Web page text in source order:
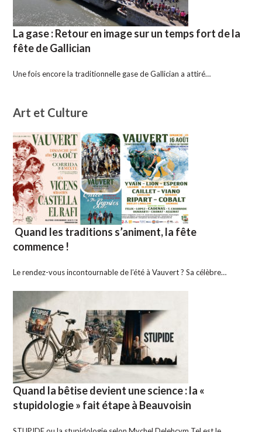
La gase : Retour en image sur un temps fort de la
fête de Gallician
Une fois encore la traditionnelle gase de Gallician a attiré…
Art et Culture
Quand les traditions s’animent, la fête
commence !
Le rendez-vous incontournable de l’été à Vauvert ? Sa célèbre…
Quand la bêtise devient une science : la «
stupidologie » fait étape à Beauvoisin